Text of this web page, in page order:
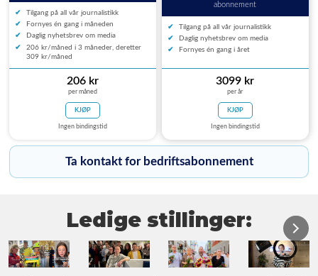
Tilgang på all vår journalistikk
Fornyes én gang i måneden
Daglig nyhetsbrev om media
206 kr/måned i 3 måneder, deretter
309 kr/måned
206 kr
per måned
KJØP
Ingen bindingstid
abonnement
Tilgang på all vår journalistikk
Daglig nyhetsbrev om media
Fornyes én gang i året
3099 kr
per år
KJØP
Ingen bindingstid
Ta kontakt for bedriftsabonnement
Ledige stillinger: